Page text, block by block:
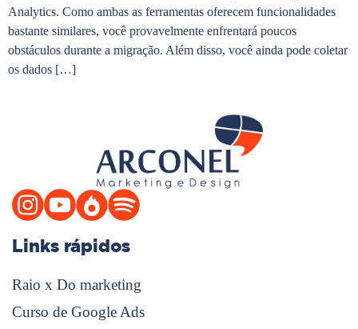
Analytics. Como ambas as ferramentas oferecem funcionalidades
bastante similares, você provavelmente enfrentará poucos
obstáculos durante a migração. Além disso, você ainda pode coletar
os dados […]
Links rápidos
Raio x Do marketing
Curso de Google Ads